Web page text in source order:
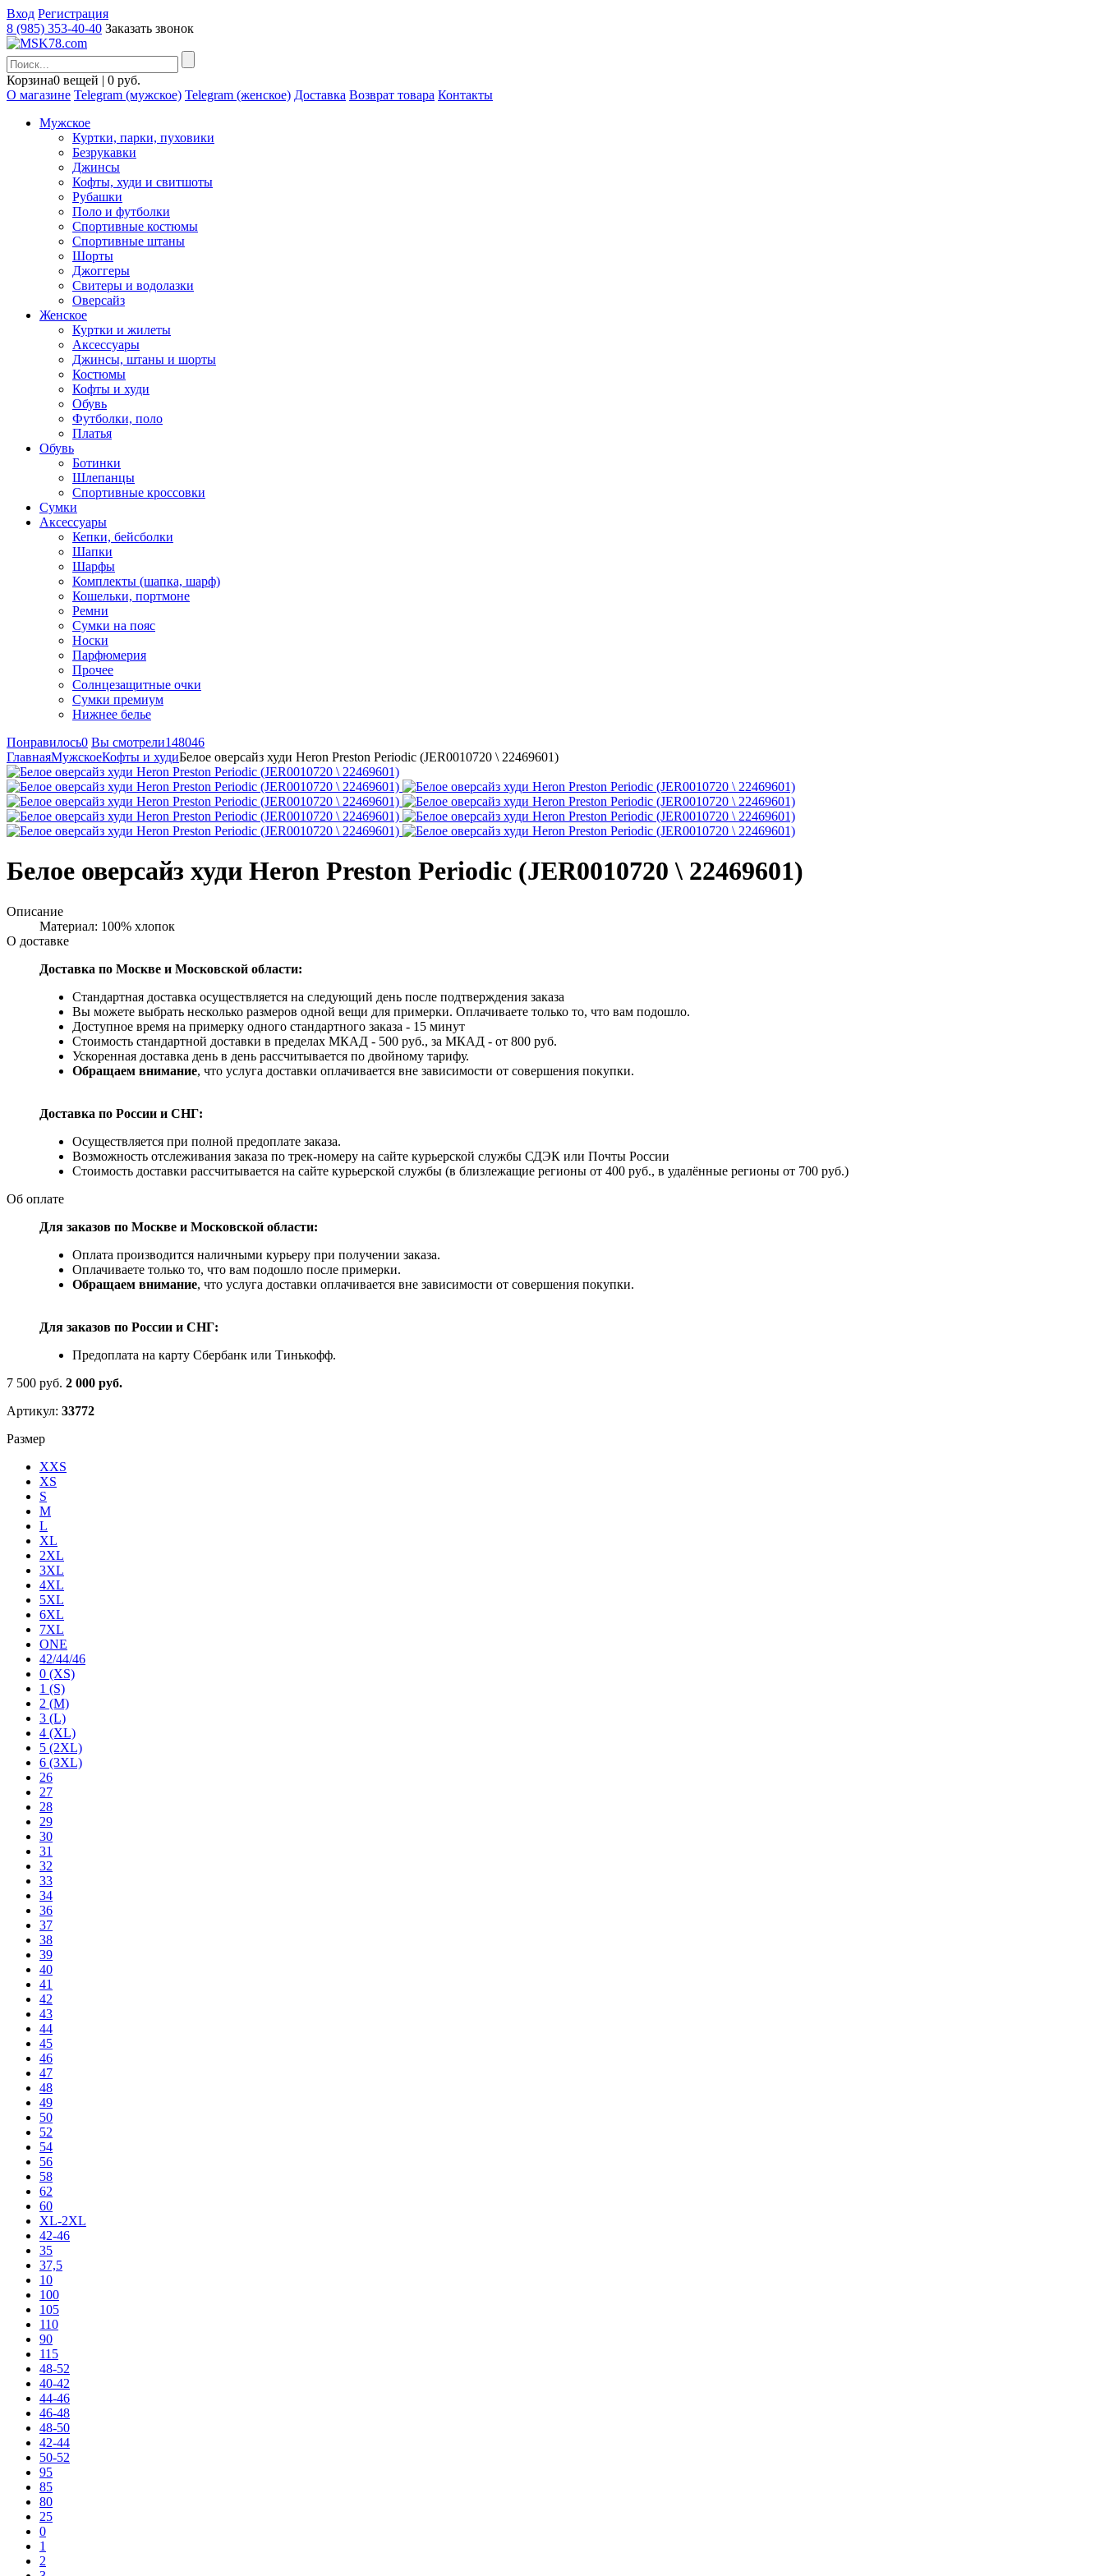
Вход Регистрация
8 (985) 353-40-40 Заказать звонок
Корзина0 вещей | 0 руб.
О магазине Telegram (мужское) Telegram (женское) Доставка Возврат товара Контакты
Мужское
Куртки, парки, пуховики
Безрукавки
Джинсы
Кофты, худи и свитшоты
Рубашки
Поло и футболки
Спортивные костюмы
Спортивные штаны
Шорты
Джоггеры
Свитеры и водолазки
Оверсайз
Женское
Куртки и жилеты
Аксессуары
Джинсы, штаны и шорты
Костюмы
Кофты и худи
Обувь
Футболки, поло
Платья
Обувь
Ботинки
Шлепанцы
Спортивные кроссовки
Сумки
Аксессуары
Кепки, бейсболки
Шапки
Шарфы
Комплекты (шапка, шарф)
Кошельки, портмоне
Ремни
Сумки на пояс
Носки
Парфюмерия
Прочее
Солнцезащитные очки
Сумки премиум
Нижнее белье
Понравилось0 Вы смотрели148046
ГлавнаяМужскоеКофты и худиБелое оверсайз худи Heron Preston Periodic (JER0010720 \ 22469601)
Белое оверсайз худи Heron Preston Periodic (JER0010720 \ 22469601)
Описание
Материал: 100% хлопок
О доставке
Доставка по Москве и Московской области:
Стандартная доставка осуществляется на следующий день после подтверждения заказа
Вы можете выбрать несколько размеров одной вещи для примерки. Оплачиваете только то, что вам подошло.
Доступное время на примерку одного стандартного заказа - 15 минут
Стоимость стандартной доставки в пределах МКАД - 500 руб., за МКАД - от 800 руб.
Ускоренная доставка день в день рассчитывается по двойному тарифу.
Обращаем внимание, что услуга доставки оплачивается вне зависимости от совершения покупки.
Доставка по России и СНГ:
Осуществляется при полной предоплате заказа.
Возможность отслеживания заказа по трек-номеру на сайте курьерской службы СДЭК или Почты России
Стоимость доставки рассчитывается на сайте курьерской службы (в близлежащие регионы от 400 руб., в удалённые регионы от 700 руб.)
Об оплате
Для заказов по Москве и Московской области:
Оплата производится наличными курьеру при получении заказа.
Оплачиваете только то, что вам подошло после примерки.
Обращаем внимание, что услуга доставки оплачивается вне зависимости от совершения покупки.
Для заказов по России и СНГ:
Предоплата на карту Сбербанк или Тинькофф.
7 500 руб. 2 000 руб.
Артикул: 33772
Размер
XXS
XS
S
M
L
XL
2XL
3XL
4XL
5XL
6XL
7XL
ONE
42/44/46
0 (XS)
1 (S)
2 (M)
3 (L)
4 (XL)
5 (2XL)
6 (3XL)
26
27
28
29
30
31
32
33
34
36
37
38
39
40
41
42
43
44
45
46
47
48
49
50
52
54
56
58
62
60
XL-2XL
42-46
35
37,5
10
100
105
110
90
115
48-52
40-42
44-46
46-48
48-50
42-44
50-52
95
85
80
25
0
1
2